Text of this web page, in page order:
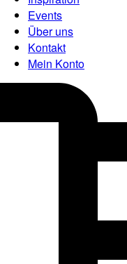
Events
Über uns
Kontakt
Mein Konto